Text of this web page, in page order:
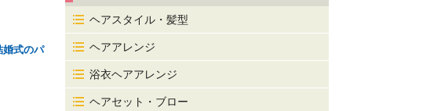
婚式のパ
ヘアスタイル・髪型
ヘアアレンジ
浴衣ヘアアレンジ
ヘアセット・ブロー